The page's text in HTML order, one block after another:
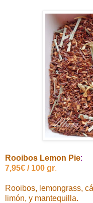
Rooibos Lemon Pie:
7,95€ / 100 gr.
Rooibos, lemongrass,
limón, y mantequilla.